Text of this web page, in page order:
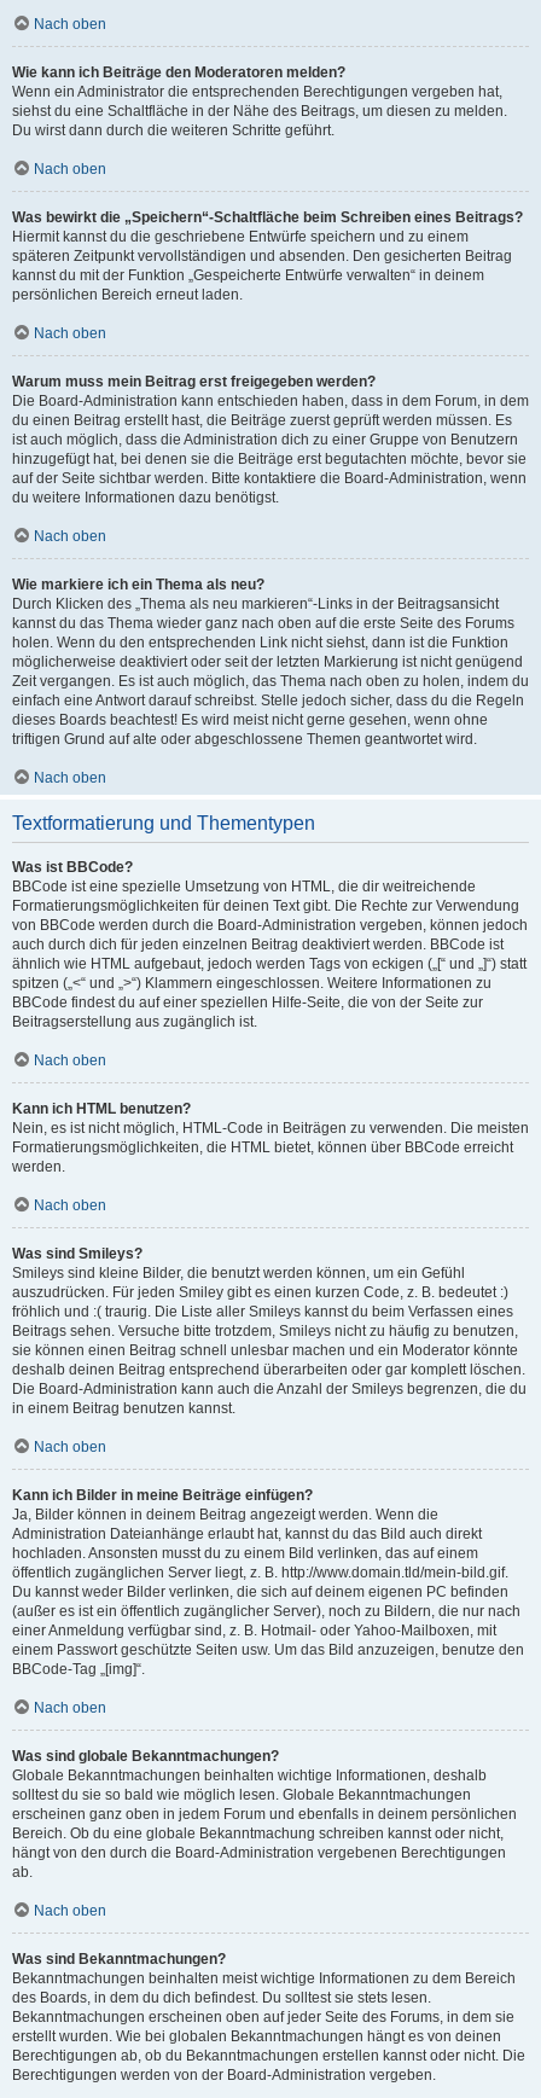
Nach oben
Wie kann ich Beiträge den Moderatoren melden?
Wenn ein Administrator die entsprechenden Berechtigungen vergeben hat,
siehst du eine Schaltfläche in der Nähe des Beitrags, um diesen zu melden.
Du wirst dann durch die weiteren Schritte geführt.
Nach oben
Was bewirkt die „Speichern“-Schaltfläche beim Schreiben eines Beitrags?
Hiermit kannst du die geschriebene Entwürfe speichern und zu einem
späteren Zeitpunkt vervollständigen und absenden. Den gesicherten Beitrag
kannst du mit der Funktion „Gespeicherte Entwürfe verwalten“ in deinem
persönlichen Bereich erneut laden.
Nach oben
Warum muss mein Beitrag erst freigegeben werden?
Die Board-Administration kann entschieden haben, dass in dem Forum, in dem
du einen Beitrag erstellt hast, die Beiträge zuerst geprüft werden müssen. Es
ist auch möglich, dass die Administration dich zu einer Gruppe von Benutzern
hinzugefügt hat, bei denen sie die Beiträge erst begutachten möchte, bevor sie
auf der Seite sichtbar werden. Bitte kontaktiere die Board-Administration, wenn
du weitere Informationen dazu benötigst.
Nach oben
Wie markiere ich ein Thema als neu?
Durch Klicken des „Thema als neu markieren“-Links in der Beitragsansicht
kannst du das Thema wieder ganz nach oben auf die erste Seite des Forums
holen. Wenn du den entsprechenden Link nicht siehst, dann ist die Funktion
möglicherweise deaktiviert oder seit der letzten Markierung ist nicht genügend
Zeit vergangen. Es ist auch möglich, das Thema nach oben zu holen, indem du
einfach eine Antwort darauf schreibst. Stelle jedoch sicher, dass du die Regeln
dieses Boards beachtest! Es wird meist nicht gerne gesehen, wenn ohne
triftigen Grund auf alte oder abgeschlossene Themen geantwortet wird.
Nach oben
Textformatierung und Thementypen
Was ist BBCode?
BBCode ist eine spezielle Umsetzung von HTML, die dir weitreichende
Formatierungsmöglichkeiten für deinen Text gibt. Die Rechte zur Verwendung
von BBCode werden durch die Board-Administration vergeben, können jedoch
auch durch dich für jeden einzelnen Beitrag deaktiviert werden. BBCode ist
ähnlich wie HTML aufgebaut, jedoch werden Tags von eckigen („[“ und „]“) statt
spitzen („<“ und „>“) Klammern eingeschlossen. Weitere Informationen zu
BBCode findest du auf einer speziellen Hilfe-Seite, die von der Seite zur
Beitragserstellung aus zugänglich ist.
Nach oben
Kann ich HTML benutzen?
Nein, es ist nicht möglich, HTML-Code in Beiträgen zu verwenden. Die meisten
Formatierungsmöglichkeiten, die HTML bietet, können über BBCode erreicht
werden.
Nach oben
Was sind Smileys?
Smileys sind kleine Bilder, die benutzt werden können, um ein Gefühl
auszudrücken. Für jeden Smiley gibt es einen kurzen Code, z. B. bedeutet :)
fröhlich und :( traurig. Die Liste aller Smileys kannst du beim Verfassen eines
Beitrags sehen. Versuche bitte trotzdem, Smileys nicht zu häufig zu benutzen,
sie können einen Beitrag schnell unlesbar machen und ein Moderator könnte
deshalb deinen Beitrag entsprechend überarbeiten oder gar komplett löschen.
Die Board-Administration kann auch die Anzahl der Smileys begrenzen, die du
in einem Beitrag benutzen kannst.
Nach oben
Kann ich Bilder in meine Beiträge einfügen?
Ja, Bilder können in deinem Beitrag angezeigt werden. Wenn die
Administration Dateianhänge erlaubt hat, kannst du das Bild auch direkt
hochladen. Ansonsten musst du zu einem Bild verlinken, das auf einem
öffentlich zugänglichen Server liegt, z. B. http://www.domain.tld/mein-bild.gif.
Du kannst weder Bilder verlinken, die sich auf deinem eigenen PC befinden
(außer es ist ein öffentlich zugänglicher Server), noch zu Bildern, die nur nach
einer Anmeldung verfügbar sind, z. B. Hotmail- oder Yahoo-Mailboxen, mit
einem Passwort geschützte Seiten usw. Um das Bild anzuzeigen, benutze den
BBCode-Tag „[img]“.
Nach oben
Was sind globale Bekanntmachungen?
Globale Bekanntmachungen beinhalten wichtige Informationen, deshalb
solltest du sie so bald wie möglich lesen. Globale Bekanntmachungen
erscheinen ganz oben in jedem Forum und ebenfalls in deinem persönlichen
Bereich. Ob du eine globale Bekanntmachung schreiben kannst oder nicht,
hängt von den durch die Board-Administration vergebenen Berechtigungen
ab.
Nach oben
Was sind Bekanntmachungen?
Bekanntmachungen beinhalten meist wichtige Informationen zu dem Bereich
des Boards, in dem du dich befindest. Du solltest sie stets lesen.
Bekanntmachungen erscheinen oben auf jeder Seite des Forums, in dem sie
erstellt wurden. Wie bei globalen Bekanntmachungen hängt es von deinen
Berechtigungen ab, ob du Bekanntmachungen erstellen kannst oder nicht. Die
Berechtigungen werden von der Board-Administration vergeben.